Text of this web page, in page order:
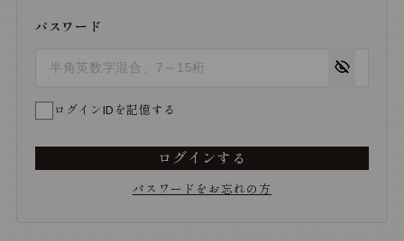
パスワード
ログインIDを記憶する
ログインする
パスワードをお忘れの方